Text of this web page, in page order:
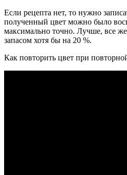
Если рецепта нет, то нужно
полученный цвет можно было
максимально точно. Лучше, все
запасом хотя бы на 20 %.
Как повторить цвет при